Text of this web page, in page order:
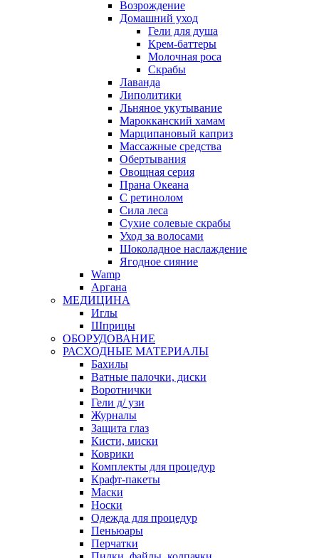
Возрождение
Домашний уход
Гели для душа
Крем-баттеры
Молочная роса
Скрабы
Лаванда
Липолитики
Льняное укутывание
Марокканский хамам
Марципановый каприз
Массажные средства
Обертывания
Овощная серия
Прана Океана
С ретинолом
Сила леса
Сухие солевые скрабы
Уход за волосами
Шоколадное наслаждение
Ягодное сияние
Wamp
Аргана
МЕДИЦИНА
Иглы
Шприцы
ОБОРУДОВАНИЕ
РАСХОДНЫЕ МАТЕРИАЛЫ
Бахилы
Ватные палочки, диски
Воротнички
Гели д/ узи
Журналы
Защита глаз
Кисти, миски
Коврики
Комплекты для процедур
Крафт-пакеты
Маски
Носки
Одежда для процедур
Пеньюары
Перчатки